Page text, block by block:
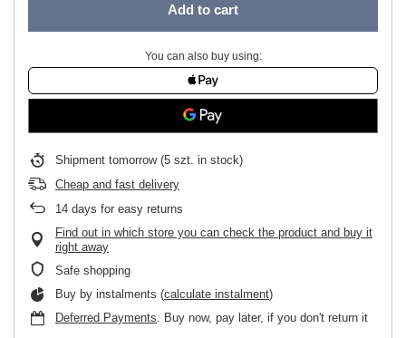
Add to cart
You can also buy using:
Shipment tomorrow (5 szt. in stock)
Cheap and fast delivery
14 days for easy returns
Find out in which store you can check the product and buy it
right away
Safe shopping
Buy by instalments (calculate instalment)
Deferred Payments. Buy now, pay later, if you don't return it